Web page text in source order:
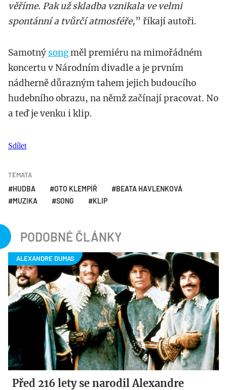
věříme. Pak už skladba vznikala ve velmi
spontánní a tvůrčí atmosféře,” říkají autoři.
Samotný songměl premiéru na mimořádném
koncertu v Národním divadle a je prvním
nádherně důrazným tahem jejich budoucího
hudebního obrazu, na němž začínají pracovat. No
a teď je venku i klip.
Sdílet
TÉMATA
HUDBA OTO KLEMPÍŘ
BEATA HAVLENKOVÁ
MUZIKA
SONG KLIP
PODOBNÉ ČLÁNKY
Před 216 lety se narodil Alexandre